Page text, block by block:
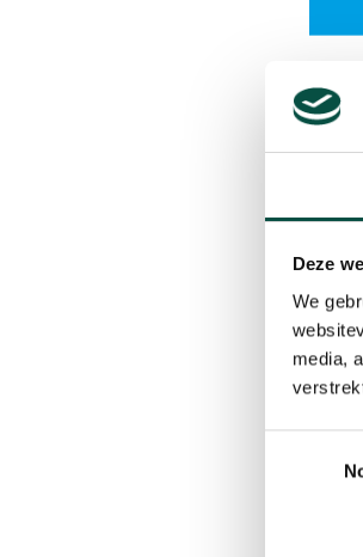
Deze
We
media,
Het
Dit
Op